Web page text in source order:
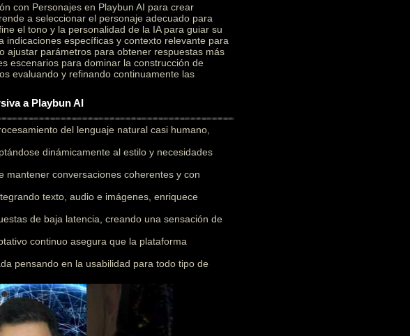
con Personajes en Playbun AI para crear
a seleccionar el personaje adecuado para
el tono y la personalidad de la IA para guiar su
indicaciones específicas y contexto relevante para
ajustar parámetros para obtener respuestas más
escenarios para dominar la construcción de
evaluando y refinando continuamente las
a Playbun AI
del lenguaje natural casi humano,
dinámicamente al estilo y necesidades
mantener conversaciones coherentes y con
texto, audio e imágenes, enriquece
de baja latencia, creando una sensación de
continuo asegura que la plataforma
pensando en la usabilidad para todo tipo de